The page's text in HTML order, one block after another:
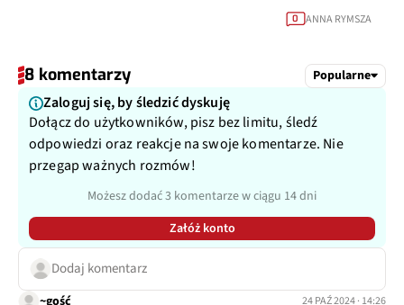
0 ANNA RYMSZA
8 komentarzy Popularne
Zaloguj się, by śledzić dyskuję
Dołącz do użytkowników, pisz bez limitu, śledź
odpowiedzi oraz reakcje na swoje komentarze. Nie
przegap ważnych rozmów!
Możesz dodać 3 komentarze w ciągu 14 dni
Załóż konto
Dodaj komentarz
~gość 24 PAŹ 2024 · 14:26